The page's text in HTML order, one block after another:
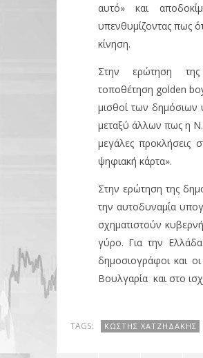
Κ. Χατζηδάκης: Οι
προκλήσεις στο
28/04/2023
αυτό» και
υπενθυμίζοντας πως
κίνηση.
Στην ερώτηση
τοποθέτηση golden
μισθοί των
μεταξύ άλλων πως η
μεγάλες προκλήσεις
ψηφιακή κάρτα».
Στην ερώτηση της
την αυτοδυναμία
σχηματιστούν
γύρο. Για την
δημοσιογράφοι και
Βουλγαρία και στο
TAGS: ΚΩΣΤΉΣ ΧΑΤΖΗΔΆΚΗΣ